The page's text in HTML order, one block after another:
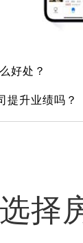
好处？
提升业绩吗？
择